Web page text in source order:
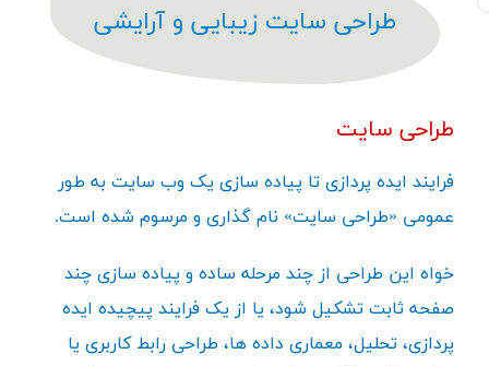
طراحی سایت زیبایی و آرایشی
طراحی سایت
فرایند ایده پردازی تا پیاده سازی یک وب سایت به طور
عمومی «طراحی سایت» نام گذاری و مرسوم شده است.
خواه این طراحی از چند مرحله ساده و پیاده سازی چند
صفحه ثابت تشکیل شود، یا از یک فرایند پیچیده ایده
پردازی، تحلیل، معماری داده ها، طراحی رابط کاربری یا